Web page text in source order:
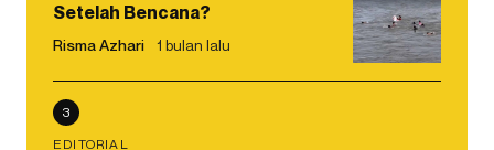
Setelah Bencana?
Risma Azhari 1 bulan lalu
3
EDITORIAL